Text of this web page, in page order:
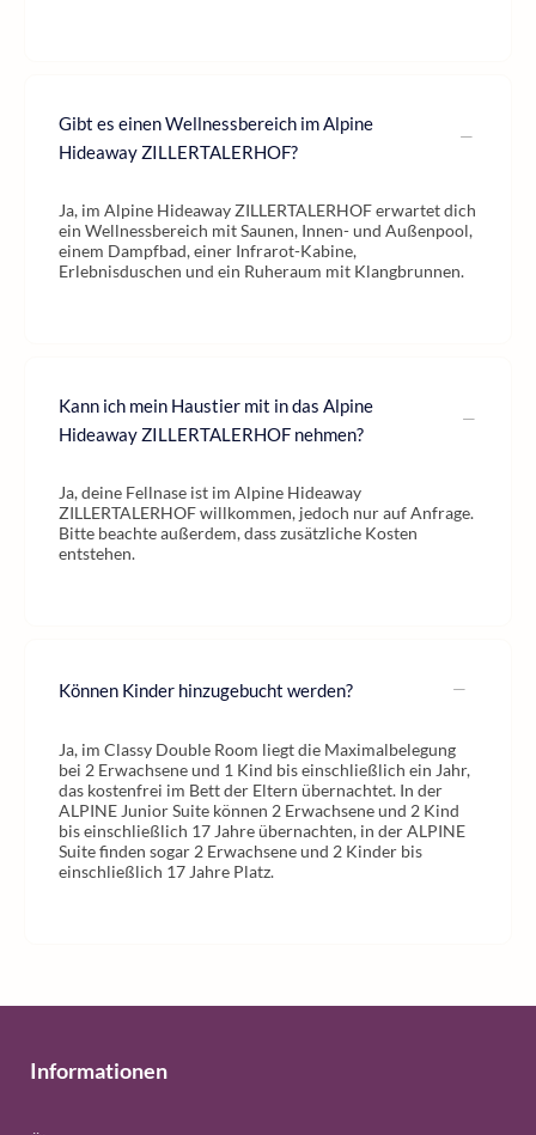
Gibt es einen Wellnessbereich im Alpine
Hideaway ZILLERTALERHOF?
Ja, im Alpine Hideaway ZILLERTALERHOF erwartet dich
ein Wellnessbereich mit Saunen, Innen- und Außenpool,
einem Dampfbad, einer Infrarot-Kabine,
Erlebnisduschen und ein Ruheraum mit Klangbrunnen.
Kann ich mein Haustier mit in das Alpine
Hideaway ZILLERTALERHOF nehmen?
Ja, deine Fellnase ist im Alpine Hideaway
ZILLERTALERHOF willkommen, jedoch nur auf Anfrage.
Bitte beachte außerdem, dass zusätzliche Kosten
entstehen.
Können Kinder hinzugebucht werden?
Ja, im Classy Double Room liegt die Maximalbelegung
bei 2 Erwachsene und 1 Kind bis einschließlich ein Jahr,
das kostenfrei im Bett der Eltern übernachtet. In der
ALPINE Junior Suite können 2 Erwachsene und 2 Kind
bis einschließlich 17 Jahre übernachten, in der ALPINE
Suite finden sogar 2 Erwachsene und 2 Kinder bis
einschließlich 17 Jahre Platz.
Informationen